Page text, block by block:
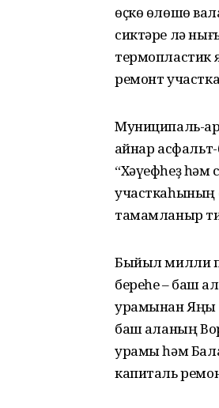
өҫкө өлөшө
сиктәре лә
ремонт
Муниципаль-
ҡайнар
“Хәүефһеҙ
участкаһының
тамамланыр
Быйыл милли
береһе – баш
урамынан Яңы
баш ҡаланың
урамы һәм
капиталь